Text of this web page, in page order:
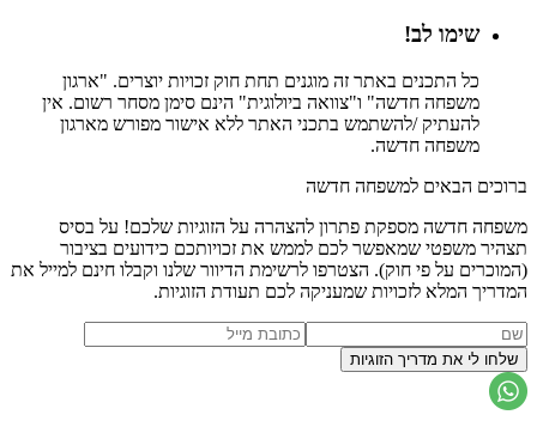
שימו לב!
כל התכנים באתר זה מוגנים תחת חוק זכויות יוצרים. "ארגון
משפחה חדשה" ו"צוואה ביולוגית" הינם סימן מסחר רשום. אין
להעתיק /להשתמש בתכני האתר ללא אישור מפורש מארגון
משפחה חדשה.
ברוכים הבאים למשפחה חדשה
משפחה חדשה מספקת פתרון להצהרה על הזוגיות שלכם! על בסיס
תצהיר משפטי שמאפשר לכם לממש את זכויותכם כידועים בציבור
(המוכרים על פי חוק). הצטרפו לרשימת הדיוור שלנו וקבלו חינם למייל את
המדריך המלא לזכויות שמעניקה לכם תעודת הזוגיות.